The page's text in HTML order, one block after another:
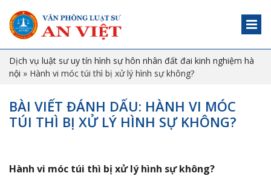
Dịch vụ luật sư uy tín hình sự hôn nhân đất đai kinh nghiệm hà
nội » Hành vi móc túi thì bị xử lý hình sự không?
BÀI VIẾT ĐÁNH DẤU: HÀNH VI MÓC
TÚI THÌ BỊ XỬ LÝ HÌNH SỰ KHÔNG?
Hành vi móc túi thì bị xử lý hình sự không?